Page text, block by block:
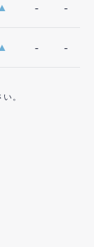
▲ - -
▲ - -
。